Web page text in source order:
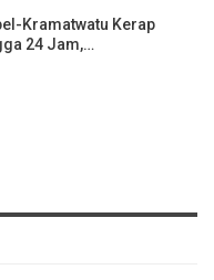
Kramatwatu Kerap
24 Jam,…